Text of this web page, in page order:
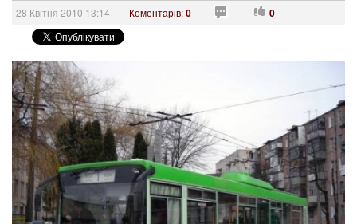
28 Квітня 2010 13:14 Коментарів:0 0